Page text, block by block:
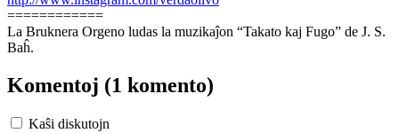
============
La Bruknera Orgeno ludas la muzikaĵon “Takato kaj Fugo” de J. S.
Baĥ.
Komentoj (1 komento)
Kaŝi diskutojn